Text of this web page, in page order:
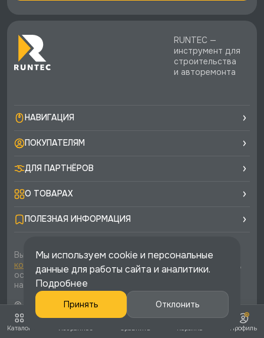
RUNTEC —
инструмент для
строительства
и авторемонта
НАВИГАЦИЯ
ПОКУПАТЕЛЯМ
ДЛЯ ПАРТНЁРОВ
О ТОВАРАХ
ПОЛЕЗНАЯ ИНФОРМАЦИЯ
Вы соглашаетесь с условиямиполитики
конфиденциальностиипубличной офертыкаждый раз,
оставляя свои данные в любой форме обратной связи
на сайте runtec-shop.ru
© 2026 «Runtec», официальный интернет-магазин. Все
права защищены
Каталог Профиль
Мы используем cookie и персональные
данные для работы сайта и аналитики.
Подробнее
Принять Отклонить